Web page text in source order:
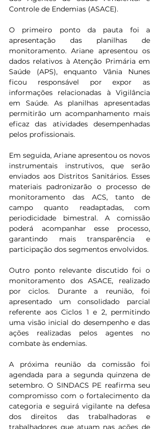
Controle de Endemias (ASACE).
O primeiro ponto da pauta foi a
apresentação das planilhas de
monitoramento. Ariane apresentou os
dados relativos à Atenção Primária em
Saúde (APS), enquanto Vânia Nunes
ficou responsável por expor as
informações relacionadas à Vigilância
em Saúde. As planilhas apresentadas
permitirão um acompanhamento mais
eficaz das atividades desempenhadas
pelos profissionais.
Em seguida, Ariane apresentou os novos
instrumentais instrutivos, que serão
enviados aos Distritos Sanitários. Esses
materiais padronizarão o processo de
monitoramento das ACS, tanto de
campo quanto readaptadas, com
periodicidade bimestral. A comissão
poderá acompanhar esse processo,
garantindo mais transparência e
participação dos segmentos envolvidos.
Outro ponto relevante discutido foi o
monitoramento dos ASACE, realizado
por ciclos. Durante a reunião, foi
apresentado um consolidado parcial
referente aos Ciclos 1 e 2, permitindo
uma visão inicial do desempenho e das
ações realizadas pelos agentes no
combate às endemias.
A próxima reunião da comissão foi
agendada para a segunda quinzena de
setembro. O SINDACS PE reafirma seu
compromisso com o fortalecimento da
categoria e seguirá vigilante na defesa
dos direitos das trabalhadoras e
trabalhadores que atuam nas ações de